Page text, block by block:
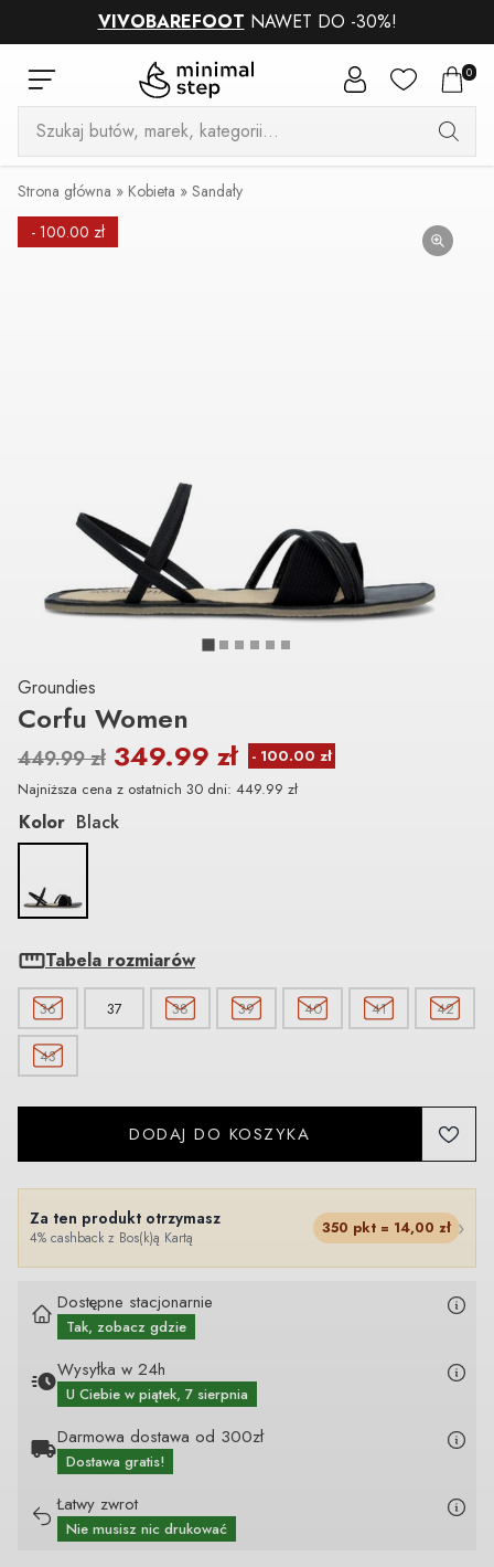
VIVOBAREFOOT NAWET DO -30%!
0
Wyszukiwarka
produktów
Strona główna » Kobieta » Sandały
- 100.00 zł
Groundies
Corfu Women
449.99zł 349.99 zł
Najniższa cena z ostatnich 30 dni: 449.99 zł
Kolor Black
Tabela rozmiarów
36 37 38 39 40 41 42
43
DODAJ DO KOSZYKA
Za ten produkt otrzymasz
4% cashback z Bos(k)ą Kartą
350 pkt = 14,00 zł ›
Dostępne stacjonarnie
Tak, zobacz gdzie
Wysyłka w 24h
U Ciebie w piątek, 7 sierpnia
Darmowa dostawa od 300zł
Dostawa gratis!
Łatwy zwrot
Nie musisz nic drukować